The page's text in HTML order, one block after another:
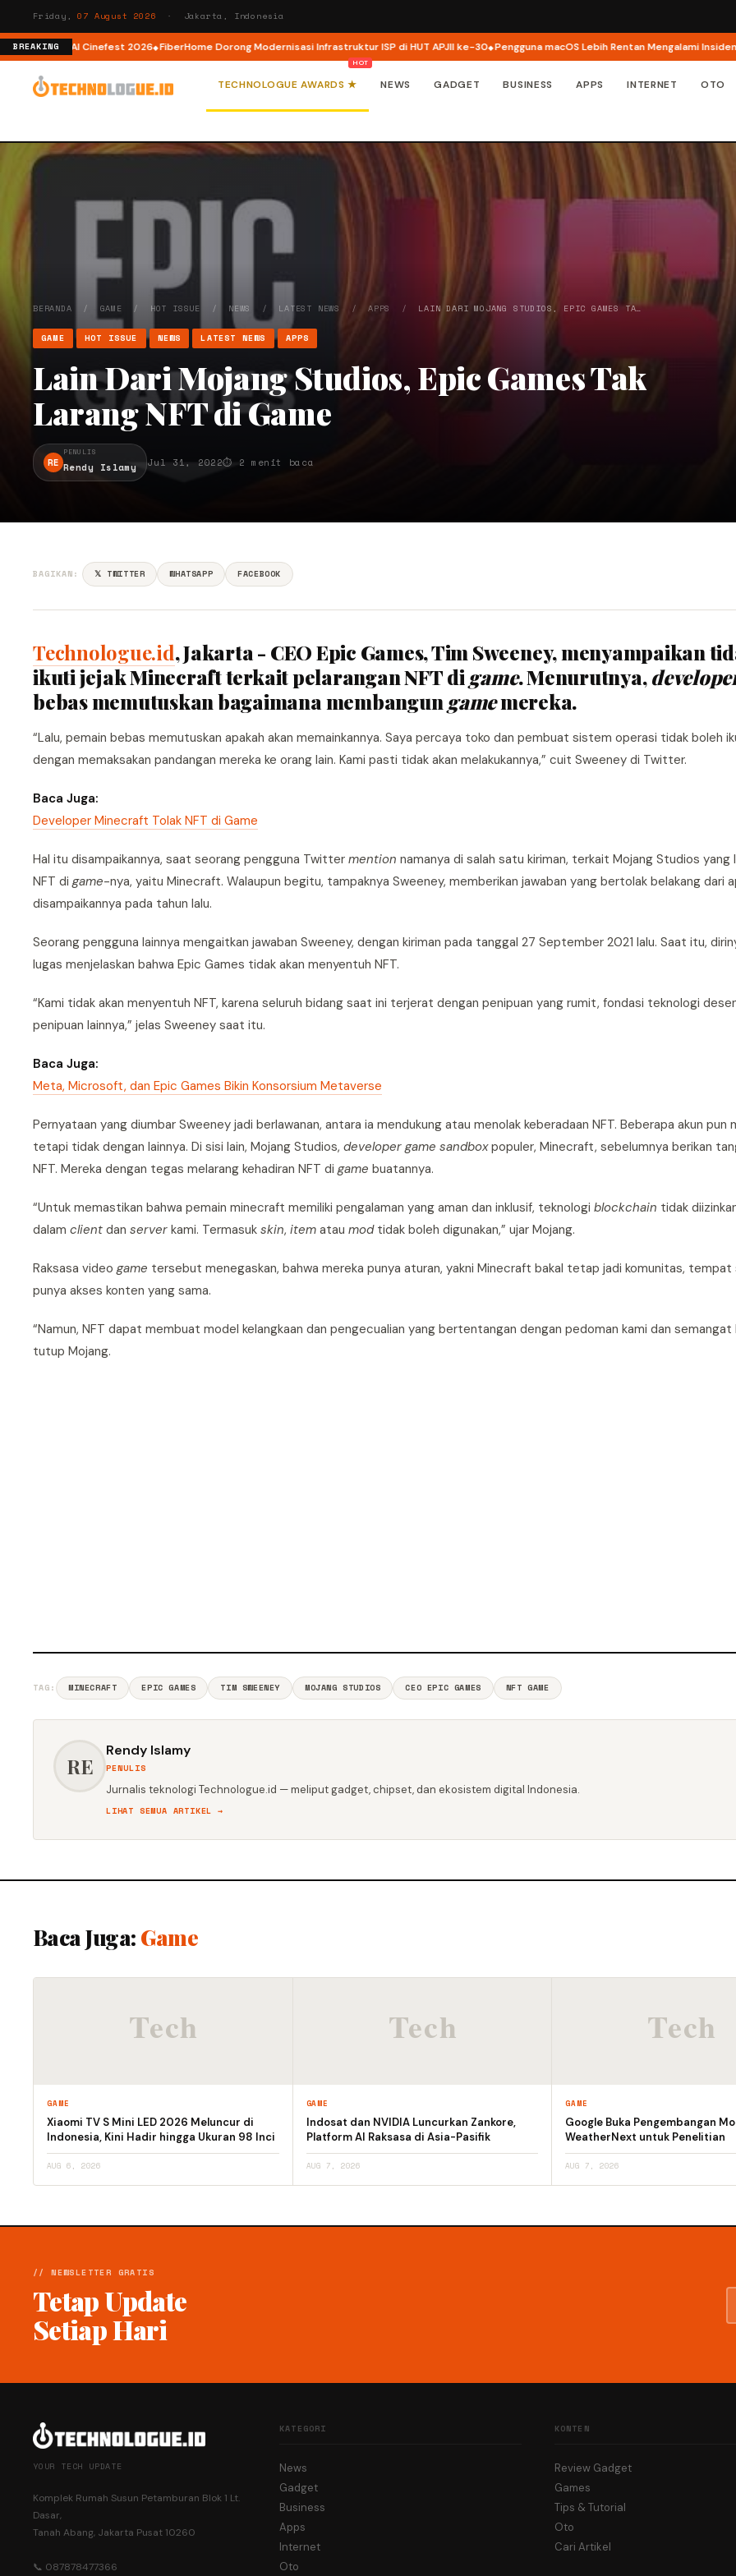
Friday,07 August 2026 · Jakarta, Indonesia
BREAKING
lewat AI Cinefest 2026 FiberHome Dorong Modernisasi Infrastruktur ISP di HUT APJII ke-30 Pengguna macOS Lebih Rentan Mengalami Insiden
TECHNOLOGUE AWARDS ★ NEWS GADGET BUSINESS APPS INTERNET OTO
BERANDA / GAME / HOT ISSUE / NEWS / LATEST NEWS /APPS / LAIN DARI MOJANG STUDIOS, EPIC GAMES TA…
GAME HOT ISSUE NEWS LATEST NEWS APPS
Lain Dari Mojang Studios, Epic Games Tak
Larang NFT di Game
RE
PENULIS
Rendy Islamy Jul 31, 2022⏱ 2 menit baca
BAGIKAN: 𝕏 TWITTER WHATSAPP FACEBOOK
Technologue.id, Jakarta - CEO Epic Games, Tim Sweeney, menyampaikan
ikuti jejak Minecraft terkait pelarangan NFT di game. Menurutnya,
bebas memutuskan bagaimana membangun gamemereka.
“Lalu, pemain bebas memutuskan apakah akan memainkannya. Saya percaya toko dan pembuat sistem operasi tidak boleh
dengan memaksakan pandangan mereka ke orang lain. Kami pasti tidak akan melakukannya,” cuit Sweeney di Twitter.
Baca Juga:
Developer Minecraft Tolak NFT di Game
Hal itu disampaikannya, saat seorang pengguna Twitter mention namanya di salah satu kiriman, terkait Mojang Studios yang
NFT digame-nya, yaitu Minecraft. Walaupun begitu, tampaknya Sweeney, memberikan jawaban yang bertolak belakang dari
disampaikannya pada tahun lalu.
Seorang pengguna lainnya mengaitkan jawaban Sweeney, dengan kiriman pada tanggal 27 September 2021 lalu. Saat itu,
lugas menjelaskan bahwa Epic Games tidak akan menyentuh NFT.
“Kami tidak akan menyentuh NFT, karena seluruh bidang saat ini terjerat dengan penipuan yang rumit, fondasi teknologi
penipuan lainnya,” jelas Sweeney saat itu.
Baca Juga:
Meta, Microsoft, dan Epic Games Bikin Konsorsium Metaverse
Pernyataan yang diumbar Sweeney jadi berlawanan, antara ia mendukung atau menolak keberadaan NFT. Beberapa akun pun
tetapi tidak dengan lainnya. Di sisi lain, Mojang Studios, developer game sandboxpopuler, Minecraft, sebelumnya berikan
NFT. Mereka dengan tegas melarang kehadiran NFT digame buatannya.
“Untuk memastikan bahwa pemain minecraft memiliki pengalaman yang aman dan inklusif, teknologi blockchain tidak
dalam client dan server kami. Termasuk skin, item atau modtidak boleh digunakan,” ujar Mojang.
Raksasa videogame tersebut menegaskan, bahwa mereka punya aturan, yakni Minecraft bakal tetap jadi komunitas,
punya akses konten yang sama.
“Namun, NFT dapat membuat model kelangkaan dan pengecualian yang bertentangan dengan pedoman kami dan semangat
tutup Mojang.
TAG: MINECRAFT EPIC GAMES TIM SWEENEY MOJANG STUDIOS CEO EPIC GAMES NFT GAME
RE
Rendy Islamy
PENULIS
Jurnalis teknologi Technologue.id — meliput gadget, chipset, dan ekosistem digital Indonesia.
LIHAT SEMUA ARTIKEL →
Baca Juga: Game
GAME
Xiaomi TV S Mini LED 2026 Meluncur di
Indonesia, Kini Hadir hingga Ukuran 98 Inci
AUG 6, 2026
GAME
Indosat dan NVIDIA Luncurkan Zankore,
Platform AI Raksasa di Asia-Pasifik
AUG 7, 2026
GAME
Google Buka Pengembangan
WeatherNext untuk Penelitian
AUG 7, 2026
// NEWSLETTER GRATIS
Tetap Update
Setiap Hari
YOUR TECH UPDATE
Komplek Rumah Susun Petamburan Blok 1 Lt.
Dasar,
Tanah Abang, Jakarta Pusat 10260
📞 087878477366
KATEGORI
News
Gadget
Business
Apps
Internet
Oto
KONTEN
Review Gadget
Games
Tips & Tutorial
Oto
Cari Artikel